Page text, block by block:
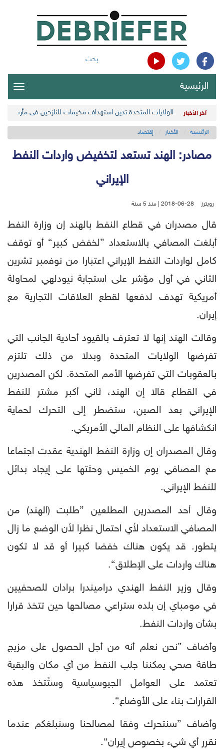
بحث
الرئيسية
آخر الأخبار الولايات المتحدة تدين استهداف مخيمات للنازحين في مأرب
الرئيسية الأخبار إقتصاد
مصادر: الهند تستعد لتخفيض واردات النفط
الإيراني
رويترز 2018-06-28 | منذ 5 سنة
قال مصدران في قطاع النفط بالهند إن وزارة النفط
أبلغت المصافي بالاستعداد ”لخفض كبير“ أو توقف
كامل لواردات النفط الإيراني اعتبارا من نوفمبر تشرين
الثاني في أول مؤشر على استجابة نيودلهي لمحاولة
أمريكية تهدف لدفعها لقطع العلاقات التجارية مع
إيران.
وقالت الهند إنها لا تعترف بالقيود أحادية الجانب التي
تفرضها الولايات المتحدة وبدلا من ذلك تلتزم
بالعقوبات التي تفرضها الأمم المتحدة. لكن المصدرين
في القطاع قالا إن الهند، ثاني أكبر مشتر للنفط
الإيراني بعد الصين، ستضطر إلى التحرك لحماية
انكشافها على النظام المالي الأمريكي.
وقال المصدران إن وزارة النفط الهندية عقدت اجتماعا
مع المصافي يوم الخميس وحثتها على إيجاد بدائل
للنفط الإيراني.
وقال أحد المصدرين المطلعين ”طلبت (الهند) من
المصافي الاستعداد لأي احتمال نظرا لأن الوضع ما زال
يتطور. قد يكون هناك خفضا كبيرا أو قد لا تكون
هناك واردات على الإطلاق“.
وقال وزير النفط الهندي دراميندرا برادان للصحفيين
في مومباي إن بلده ستراعي مصالحها حين تتخذ قرارا
بشأن واردات النفط.
وأضاف ”نحن نعلم أنه من أجل الحصول على مزيج
طاقة صحي يمكننا جلب النفط من أي مكان والبقية
تعتمد على العوامل الجيوسياسية وستُتخذ هذه
القرارات بناء على الأوضاع“.
وأضاف ”سنتحرك وفقا لمصالحنا وسنبلغكم عندما
نقرر أي شيء بخصوص إيران“.